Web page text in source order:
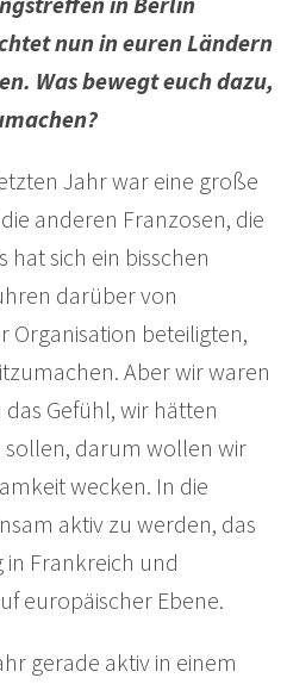
nun in euren Ländern
Was bewegt euch dazu,
Jahr war eine große
anderen Franzosen, die
sich ein bisschen
darüber von
Organisation beteiligten,
Aber wir waren
Gefühl, wir hätten
darum wollen wir
wecken. In die
aktiv zu werden, das
Frankreich und
europäischer Ebene.
gerade aktiv in einem